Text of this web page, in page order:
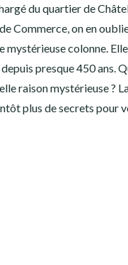
du quartier de
Commerce, on en
mystérieuse colonne.
presque 450 ans.
raison mystérieuse ?
plus de secrets pour